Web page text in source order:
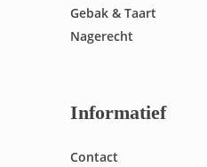
Gebak & Taart
Nagerecht
Informatief
Contact